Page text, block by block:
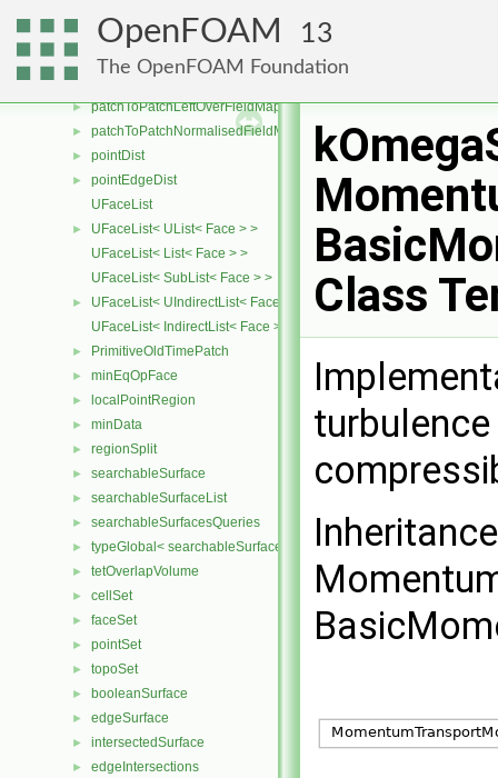
OpenFOAM 13
The OpenFOAM Foundation
► patchToPatch
► patchToPatchStabilisation
►
► patchToPatchLeftOverFieldMapper
► patchToPatchNormalisedFieldMapper
► pointDist
►
pointEdgeDist
UFaceList
►
UFaceList< UList< Face > >
UFaceList< List< Face > >
UFaceList< SubList< Face > >
►
UFaceList< UIndirectList< Face > >
UFaceList< IndirectList< Face > >
► PrimitiveOldTimePatch
► minEqOpFace
► localPointRegion
► minData
► regionSplit
► searchableSurface
► searchableSurfaceList
► searchableSurfacesQueries
► typeGlobal< searchableSurfaces::triSurface >
► tetOverlapVolume
► cellSet
► faceSet
► pointSet
► topoSet
► booleanSurface
► edgeSurface
► intersectedSurface
► edgeIntersections
Class